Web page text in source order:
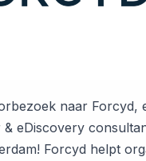
naar Forcyd,
eDiscovery
Forcyd helpt